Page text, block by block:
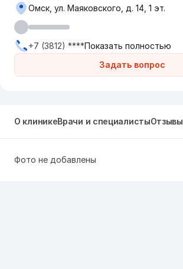
Задать вопрос
Омск, ул. Маяковского, д. 14, 1 эт.
+7 (3812) ****Показать полностью
О клиникеВрачи и специалистыОтзывы
Фото не добавлены